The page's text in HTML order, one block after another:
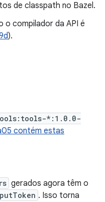
de classpath no Bazel.
o compilador da API é
).
*:1.0.0-
contém estas
gerados agora têm o
. Isso torna